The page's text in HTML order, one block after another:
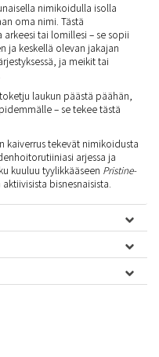
nimikoidulla isolla
oma nimi. Tästä
tai lomillesi – se sopii
ja keskellä olevan jakajan
ja meikit tai
laukun päästä päähän,
– se tekee tästä
kaiverrus tekevät nimikoidusta
arjessa ja
kuuluu tyylikkääseen Pristine-
bisnesnaisista.